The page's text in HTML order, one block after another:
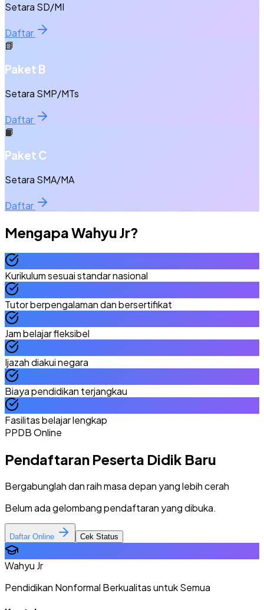
Setara SD/MI
Daftar
📗
Paket B
Setara SMP/MTs
Daftar
📙
Paket C
Setara SMA/MA
Daftar
MengapaWahyu Jr?
Kurikulum sesuai standar nasional
Tutor berpengalaman dan bersertifikat
Jam belajar fleksibel
Ijazah diakui negara
Biaya pendidikan terjangkau
Fasilitas belajar lengkap
PPDB Online
Pendaftaran Peserta Didik Baru
Bergabunglah dan raih masa depan yang lebih cerah
Belum ada gelombang pendaftaran yang dibuka.
Daftar Online Cek Status
Wahyu Jr
Pendidikan Nonformal Berkualitas untuk Semua